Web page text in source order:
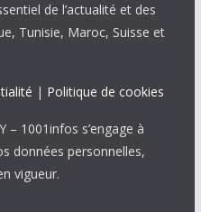
de l’actualité et des
Tunisie, Maroc, Suisse et
| Politique de cookies
– 1001infos s’engage à
données personnelles,
vigueur.